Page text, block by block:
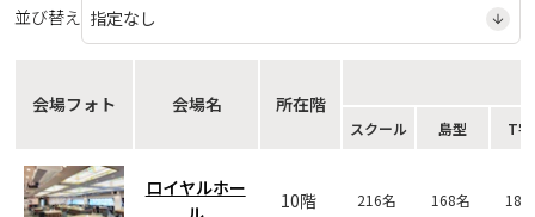
並び替え
会場フォト 会場名 所在階
スクール 島型 T
ロイヤルホー
10階 216名 168名 189